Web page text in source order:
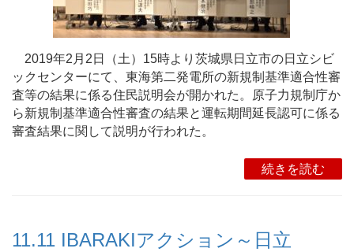
2019年2月2日（土）15時より茨城県日立市の日立シビ
ックセンターにて、東海第二発電所の新規制基準適合性審
査等の結果に係る住民説明会が開かれた。原子力規制庁か
ら新規制基準適合性審査の結果と運転期間延長認可に係る
審査結果に関して説明が行われた。
続きを読む
11.11 IBARAKIアクション～日立